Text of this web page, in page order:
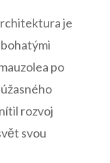
je
po
rozvoj
svou